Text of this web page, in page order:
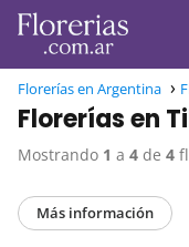
Florerías en Argentina
Florerías en
Mostrando 1 a 4 de 4
Más información